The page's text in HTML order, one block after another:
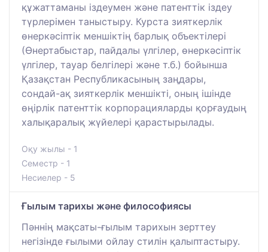
құжаттаманы іздеумен және патенттік іздеу
түрлерімен таныстыру. Курста зияткерлік
өнеркәсіптік меншіктің барлық объектілері
(Өнертабыстар, пайдалы үлгілер, өнеркәсіптік
үлгілер, тауар белгілері және т.б.) бойынша
Қазақстан Республикасының заңдары,
сондай-ақ зияткерлік меншікті, оның ішінде
өңірлік патенттік корпорацияларды қорғаудың
халықаралық жүйелері қарастырылады.
Оқу жылы - 1
Семестр - 1
Несиелер - 5
Ғылым тарихы және философиясы
Пәннің мақсаты-ғылым тарихын зерттеу
негізінде ғылыми ойлау стилін қалыптастыру.